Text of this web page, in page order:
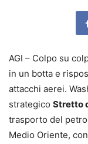
AGI – Colpo su
in un botta e
attacchi aerei.
strategico Stretto
trasporto del
Medio Oriente,